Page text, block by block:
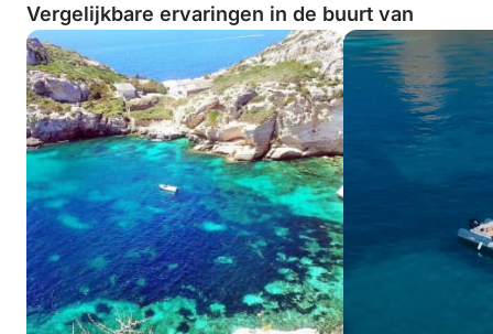
Vergelijkbare ervaringen in de buurt van